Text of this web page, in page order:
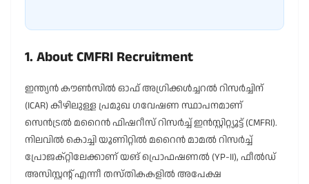
1. About CMFRI Recruitment
ഇന്ത്യൻ കൗൺസിൽ ഓഫ് അഗ്രിക്കൾച്ചറൽ റിസർച്ചിന്
(ICAR) കീഴിലുള്ള പ്രമുഖ ഗവേഷണ സ്ഥാപനമാണ്
സെൻട്രൽ മറൈൻ ഫിഷറീസ് റിസർച്ച് ഇൻസ്റ്റിറ്റ്യൂട്ട് (CMFRI).
നിലവിൽ കൊച്ചി യൂണിറ്റിൽ മറൈൻ മാമൽ റിസർച്ച്
പ്രോജക്റ്റിലേക്കാണ് യങ് പ്രൊഫഷണൽ (YP-II), ഫീൽഡ്
അസിസ്റ്റന്റ് എന്നീ തസ്തികകളിൽ അപേക്ഷ